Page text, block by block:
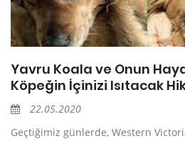
Yavru Koala ve Onun
Köpeğin İçinizi Isıtacak
22.05.2020
Geçtiğimiz günlerde, Western